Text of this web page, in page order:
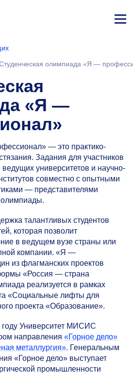
ине
и конкурсы для студентов
олимпиада «Я —
«Я —
— это практико-
Задания для участников
университетов и научно-
совместно с опытными
— представителями
олимпиады.
талантливых студентов
которая позволит
в ведущем вузе страны или
компании. «Я —
из флагманских проектов
«Россия — страна
реализуется в рамках
«Социальные лифты для
проекта «Образование».
году Университет МИСИС
направления «Горное дело»
металлургия». Генеральным
«Горное дело» выступает
промышленности